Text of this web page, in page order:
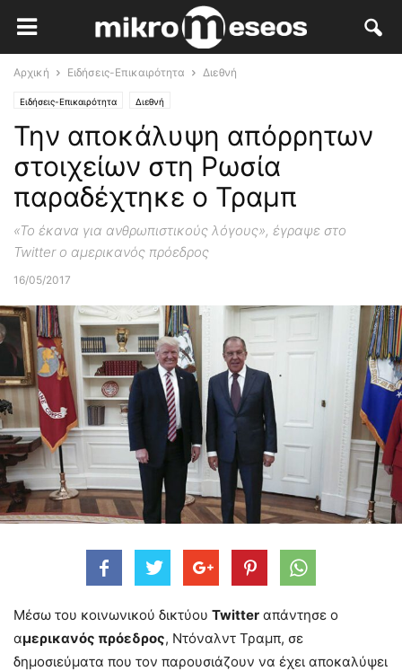
Αρχική Ειδήσεις-Επικαιρότητα Διεθνή
Ειδήσεις-Επικαιρότητα Διεθνή
Την αποκάλυψη απόρρητων
στοιχείων στη Ρωσία
παραδέχτηκε ο Τραμπ
«Το έκανα για ανθρωπιστικούς λόγους», έγραψε στο
Twitter ο αμερικανός πρόεδρος
16/05/2017
Μέσω του κοινωνικού δικτύου Twitter απάντησε ο
αμερικανός πρόεδρος, Ντόναλντ Τραμπ, σε
δημοσιεύματα που τον παρουσιάζουν να έχει αποκαλύψει